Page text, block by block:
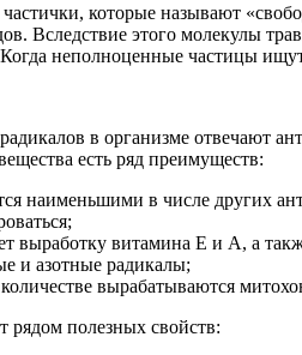
которые называют
Вследствие этого молекулы
неполноценные частицы
в организме отвечают
есть ряд преимуществ:
наименьшими в числе других
выработку витамина Е и А, а
и азотные радикалы;
вырабатываются
рядом полезных свойств: